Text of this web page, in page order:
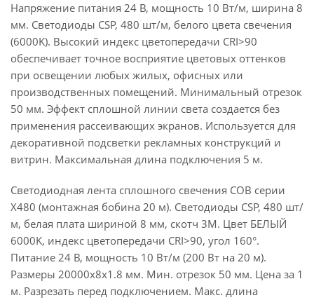
Напряжение питания 24 В, мощность 10 Вт/м, ширина 8
мм. Светодиоды CSP, 480 шт/м, белого цвета свечения
(6000K). Высокий индекс цветопередачи CRI>90
обеспечивает точное восприятие цветовых оттенков
при освещении любых жилых, офисных или
производственных помещений. Минимальный отрезок
50 мм. Эффект сплошной линии света создается без
применения рассеивающих экранов. Используется для
декоративной подсветки рекламных конструкций и
витрин. Максимальная длина подключения 5 м.
Светодиодная лента сплошного свечения COB серии
X480 (монтажная бобина 20 м). Светодиоды CSP, 480 шт/
м, белая плата шириной 8 мм, скотч 3M. Цвет БЕЛЫЙ
6000K, индекс цветопередачи CRI>90, угол 160°.
Питание 24 В, мощность 10 Вт/м (200 Вт на 20 м).
Размеры 20000х8х1.8 мм. Мин. отрезок 50 мм. Цена за 1
м. Разрезать перед подключением. Макс. длина